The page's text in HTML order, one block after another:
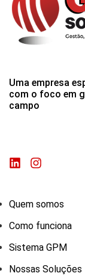
Uma empresa
com o foco em
campo
Quem somos
Como funciona
Sistema GPM
Nossas Soluções